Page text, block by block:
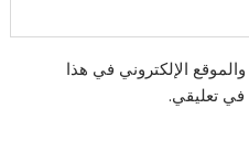
الإلكتروني في هذا
في تعليقي.